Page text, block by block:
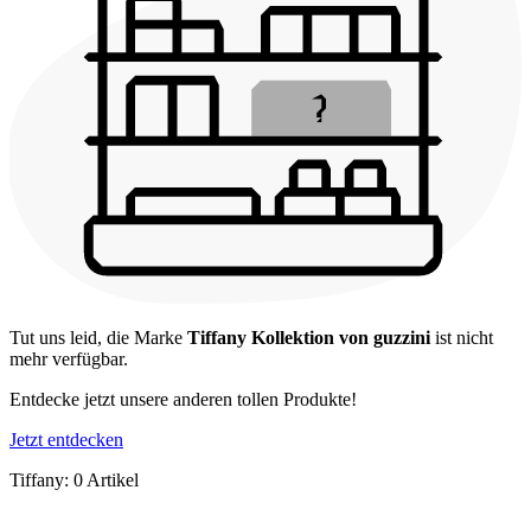
Tut uns leid, die Marke Tiffany Kollektion von guzzini ist nicht
mehr verfügbar.
Entdecke jetzt unsere anderen tollen Produkte!
Jetzt entdecken
Tiffany: 0 Artikel